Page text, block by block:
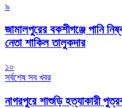
৯
জামালপুরের বকশীগঞ্জে পানি
নেতা শাকিল তালুকদার
১০
সর্বশেষ সব খবর
নাগরপুরে শাশুড়ি হত্যাকারী